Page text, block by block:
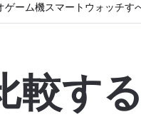
ゲーム機スマートウォッチす
較する